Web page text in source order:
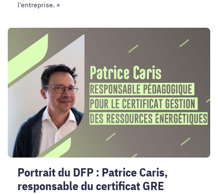
l'entreprise. »
Portrait
DFP
Patrice
Caris,
responsable
certificat
GRE
Portrait du DFP : Patrice Caris,
responsable du certificat GRE